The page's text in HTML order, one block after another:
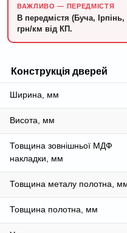
ВАЖЛИВО — ПЕРЕДМІСТЯ
В передмістя (Буча,
грн/км від КП.
Конструкція дверей
Ширина, мм
Висота, мм
Товщина зовнішньої МДФ
накладки, мм
Товщина металу полотна,
Товщина полотна, мм